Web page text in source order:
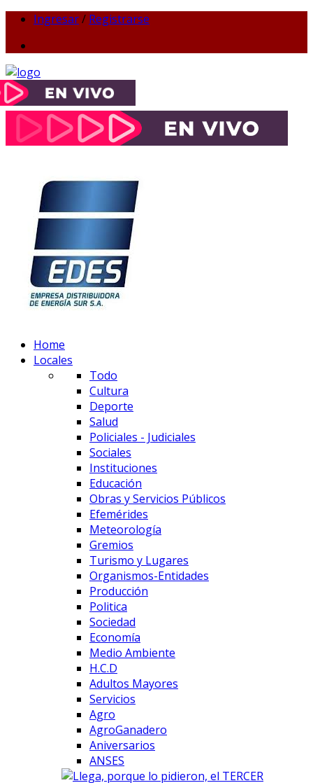
Ingresar/ Registrarse
Home
Locales
Todo
Cultura
Deporte
Salud
Policiales - Judiciales
Sociales
Instituciones
Educación
Obras y Servicios Públicos
Efemérides
Meteorología
Gremios
Turismo y Lugares
Organismos-Entidades
Producción
Politica
Sociedad
Economía
Medio Ambiente
H.C.D
Adultos Mayores
Servicios
Agro
AgroGanadero
Aniversarios
ANSES